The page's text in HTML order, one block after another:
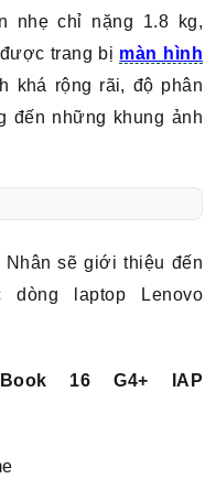
nhẹ chỉ nặng 1.8 kg,
trang bị màn hình
khá rộng rãi, độ phân
đến những khung ảnh
sẽ giới thiệu đến
laptop Lenovo
16 G4+ IAP